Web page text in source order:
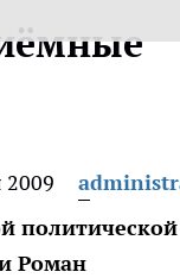
2009
политической
Роман